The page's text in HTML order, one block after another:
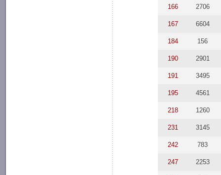
166 2706
167 6604
184 156
190 2901
191 3495
195 4561
218 1260
231 3145
242 783
247 2253